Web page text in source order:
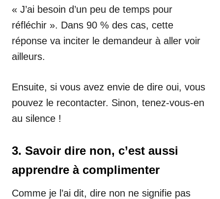
« J’ai besoin d’un peu de temps pour
réfléchir ». Dans 90 % des cas, cette
réponse va inciter le demandeur à aller voir
ailleurs.
Ensuite, si vous avez envie de dire oui, vous
pouvez le recontacter. Sinon, tenez-vous-en
au silence !
3. Savoir dire non, c’est aussi
apprendre à complimenter
Comme je l’ai dit, dire non ne signifie pas